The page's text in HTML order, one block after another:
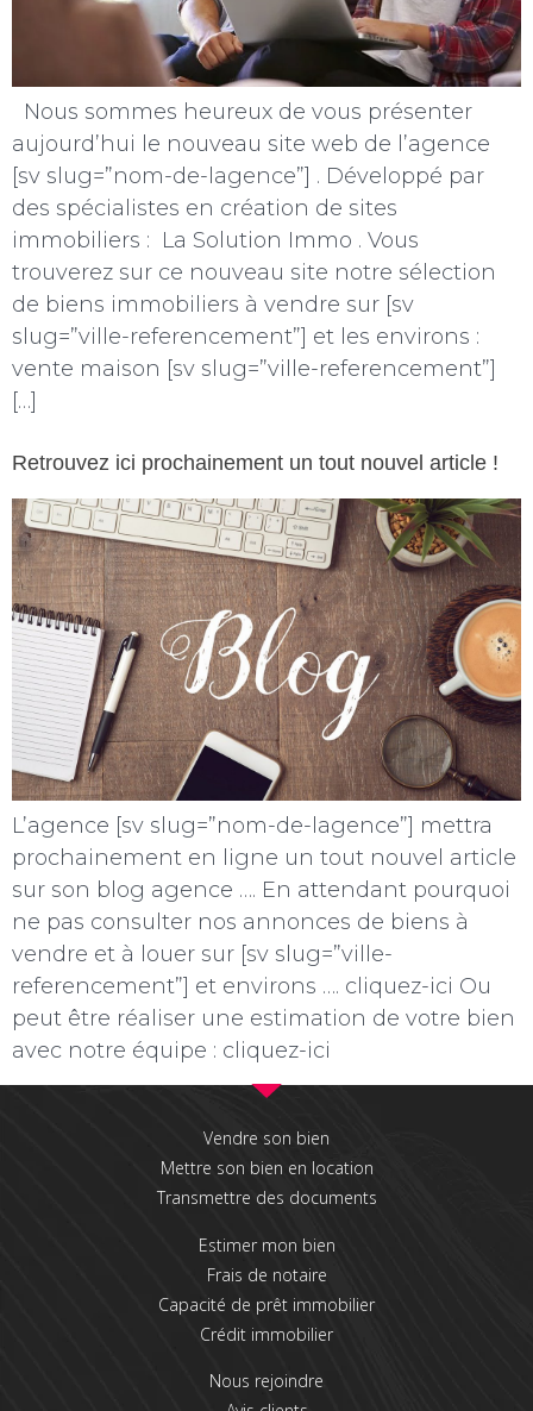
Nous sommes heureux de vous présenter
aujourd’hui le nouveau site web de l’agence
[sv slug=”nom-de-lagence”] . Développé par
des spécialistes en création de sites
immobiliers : La Solution Immo . Vous
trouverez sur ce nouveau site notre sélection
de biens immobiliers à vendre sur [sv
slug=”ville-referencement”] et les environs :
vente maison [sv slug=”ville-referencement”]
[…]
Retrouvez ici prochainement un tout nouvel article !
L’agence [sv slug=”nom-de-lagence”] mettra
prochainement en ligne un tout nouvel article
sur son blog agence …. En attendant pourquoi
ne pas consulter nos annonces de biens à
vendre et à louer sur [sv slug=”ville-
referencement”] et environs …. cliquez-ici Ou
peut être réaliser une estimation de votre bien
avec notre équipe : cliquez-ici
Vendre son bien
Mettre son bien en location
Transmettre des documents
Estimer mon bien
Frais de notaire
Capacité de prêt immobilier
Crédit immobilier
Nous rejoindre